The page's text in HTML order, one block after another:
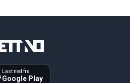
Last ned fra
Google Play